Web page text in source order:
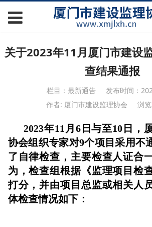
关于2023年11月厦门市建设
查结果通报
栏目：最新通告
发布时间：
作者: 厦门市建设监理协会
浏
2023年11月6日与至10日，
协会组织专家对9个项目采用不
了自律检查，主要检查人证合
为，检查组根据《监理项目检
打分，并由项目总监或相关人
体检查情况如下：